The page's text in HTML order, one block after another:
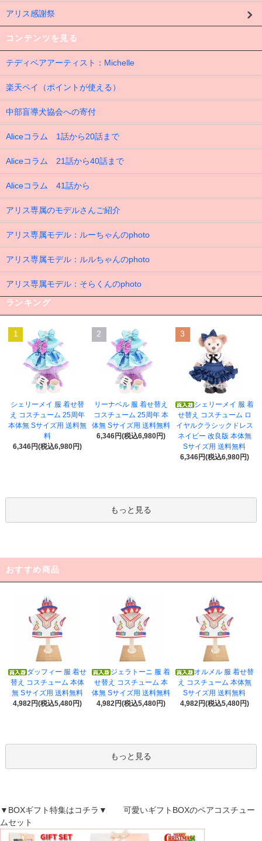
アリス感謝祭
コンテンツを見る
テディベアアーティスト：Michelle
楽天ペイ（ポイントが使える）
中部盲導犬協会への寄付
Aliceコラム 1話から20話まで
Aliceコラム 21話から40話まで
Aliceコラム 41話から
アリス専属のモデルさんご紹介
アリス専属モデル：ルーちゃんのphoto
アリス専属モデル：ルルちゃんのphoto
アリス専属モデル：そらくんのphoto
ランキング
1
シェリーメイ 服 着せ替
え コスチューム 25周年
本体無 Sサイズ用 送料無
料
6,346円(税込6,980円)
2
リーナベル 服 着せ替え
コスチューム 25周年 本
体無 Sサイズ用 送料無料
6,346円(税込6,980円)
3
シェリーメイ 服 着
せ替え コスチューム ロ
イヤルクラシックドレス
ネイビー 改良版 本体無
Sサイズ用 送料無料
6,346円(税込6,980円)
もっと見る
おすすめ商品
ダッフィー 服 着せ
替え コスチューム 本体
無 Sサイズ用 送料無料
4,982円(税込5,480円)
ジェラトーニ 服 着
せ替え コスチューム 本
体無 Sサイズ用 送料無料
4,982円(税込5,480円)
オルメル 服 着せ替
え コスチューム 本体無
Sサイズ用 送料無料
4,982円(税込5,480円)
もっと見る
▼BOXギフト特集はコチラ▼ 可愛いギフトBOXのペアコスチュー
ムセット